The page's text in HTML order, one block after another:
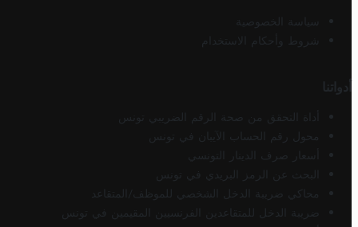
سياسة الخصوصية
شروط وأحكام الاستخدام
أدواتنا
أداة التحقق من صحة الرقم الضريبي تونس
محول رقم الحساب الآيبان في تونس
أسعار صرف الدينار التونسي
البحث عن الرمز البريدي في تونس
محاكي ضريبة الدخل الشخصي للموظف/المتقاعد
ضريبة الدخل للمتقاعدين الفرنسيين المقيمين في تونس